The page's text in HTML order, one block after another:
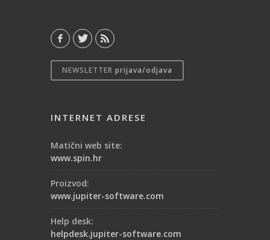
NEWSLETTER prijava/odjava
INTERNET ADRESE
Matični web site:
www.spin.hr
Proizvod:
www.jupiter-software.com
Help desk:
helpdesk.jupiter-software.com